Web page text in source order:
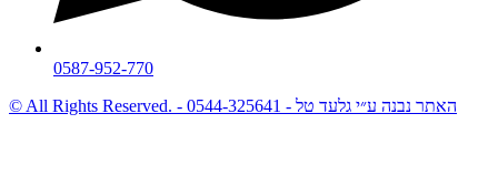
0587-952-770
© All Rights Reserved. - האתר נבנה ע״י גלעד טל - 0544-325641